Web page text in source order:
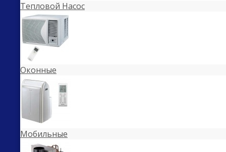
Тепловой Насос
Оконные
Мобильные